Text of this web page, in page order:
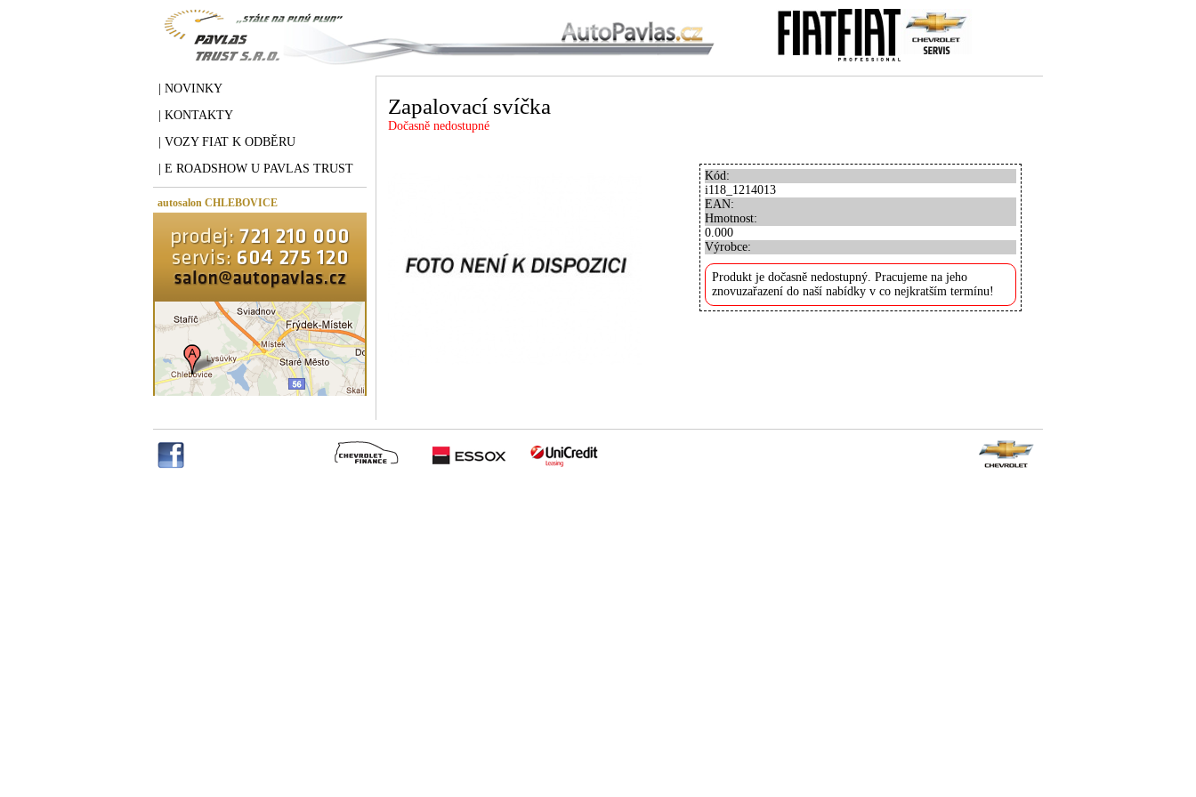
| NOVINKY
| KONTAKTY
| VOZY FIAT K ODBĚRU
| E ROADSHOW U PAVLAS TRUST
autosalon CHLEBOVICE
Zapalovací svíčka
Dočasně nedostupné
Kód:
i118_1214013
EAN:
Hmotnost:
0.000
Výrobce:
Produkt je dočasně nedostupný. Pracujeme na jeho
znovuzařazení do naší nabídky v co nejkratším termínu!